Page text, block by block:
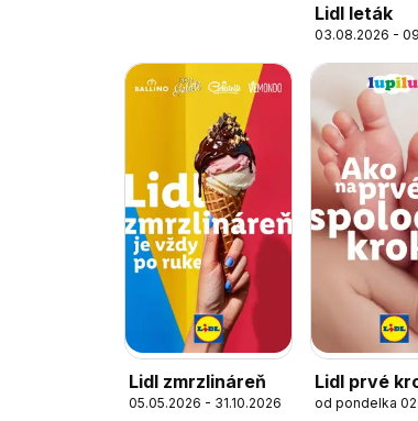
Lidl leták
03.08.2026 -
Lidl zmrzlináreň
05.05.2026 - 31.10.2026
Lidl prvé
spolu
od pondelka